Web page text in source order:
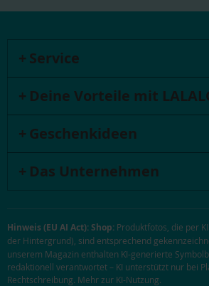
Service
Deine Vorteile mit
Geschenkideen
Das Unternehmen
Hinweis (EU AI Act):Shop: Produktfotos, die per
der Hintergrund), sind entsprechend
unserem Magazin enthalten KI-generierte
redaktionell verantwortet – KI unterstützt nur bei
Rechtschreibung. Mehr zur KI-Nutzung.